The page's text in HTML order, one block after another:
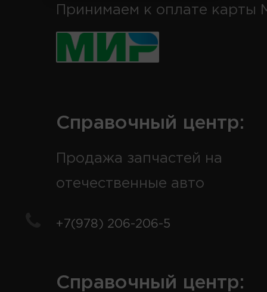
Принимаем к оплате карты
Справочный центр:
Продажа запчастей на
отечественные авто
+7(978) 206-206-5
Справочный центр: